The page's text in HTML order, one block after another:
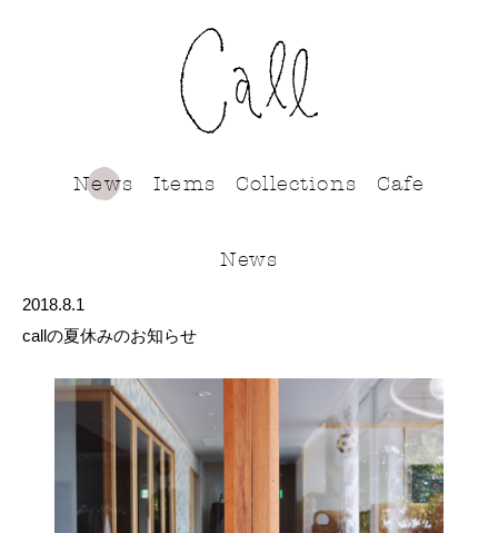
News Items Collections Cafe
News
2018.8.1
callの夏休みのお知らせ